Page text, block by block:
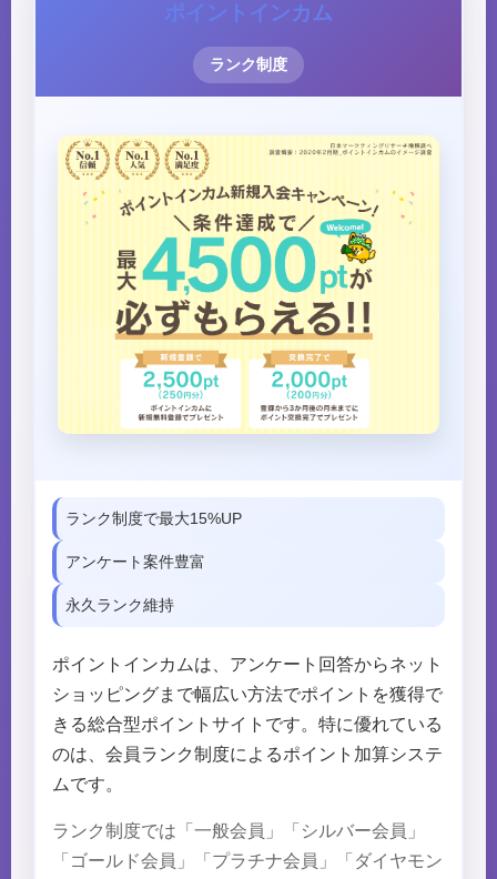
ポイントインカム
ランク制度
ランク制度で最大15%UP
アンケート案件豊富
永久ランク維持
ポイントインカムは、アンケート回答からネット
ショッピングまで幅広い方法でポイントを獲得で
きる総合型ポイントサイトです。特に優れている
のは、会員ランク制度によるポイント加算システ
ムです。
ランク制度では「一般会員」「シルバー会員」
「ゴールド会員」「プラチナ会員」「ダイヤモン